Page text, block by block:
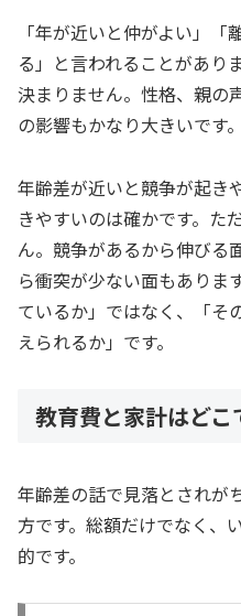
「年が近いと仲がよい」
る」と言われることがあり
決まりません。性格、親の
の影響もかなり大きいです。
年齢差が近いと競争が起き
きやすいのは確かです。た
ん。競争があるから伸びる
ら衝突が少ない面もありま
ているか」ではなく、「そ
えられるか」です。
教育費と家計はど
年齢差の話で見落とされが
方です。総額だけでなく、
的です。